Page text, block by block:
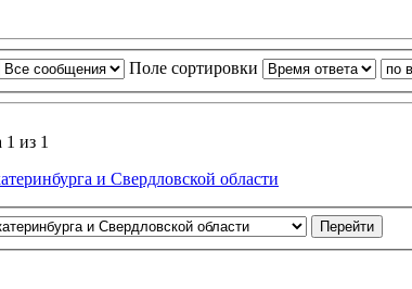
Поле сортировки
из 1
и Свердловской области